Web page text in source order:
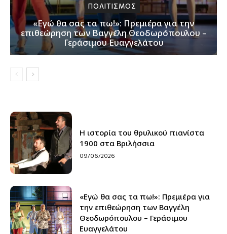
ΠΟΛΙΤΙΣΜΟΣ
«Εγώ θα σας τα πω!»: Πρεμιέρα για την
επιθεώρηση των Βαγγέλη Θεοδωρόπουλου –
Γεράσιμου Ευαγγελάτου
Η ιστορία του θρυλικού πιανίστα
1900 στα Βριλήσσια
09/06/2026
«Εγώ θα σας τα πω!»: Πρεμιέρα για
την επιθεώρηση των Βαγγέλη
Θεοδωρόπουλου – Γεράσιμου
Ευαγγελάτου